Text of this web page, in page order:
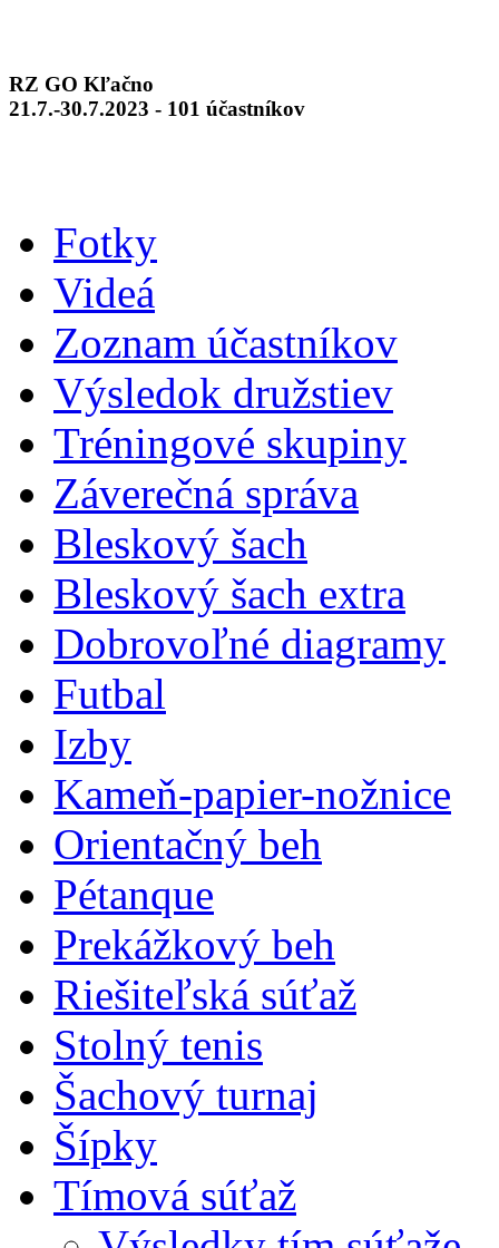
RZ GO Kľačno
21.7.-30.7.2023 - 101 účastníkov
Fotky
Videá
Zoznam účastníkov
Výsledok družstiev
Tréningové skupiny
Záverečná správa
Bleskový šach
Bleskový šach extra
Dobrovoľné diagramy
Futbal
Izby
Kameň-papier-nožnice
Orientačný beh
Pétanque
Prekážkový beh
Riešiteľská súťaž
Stolný tenis
Šachový turnaj
Šípky
Tímová súťaž